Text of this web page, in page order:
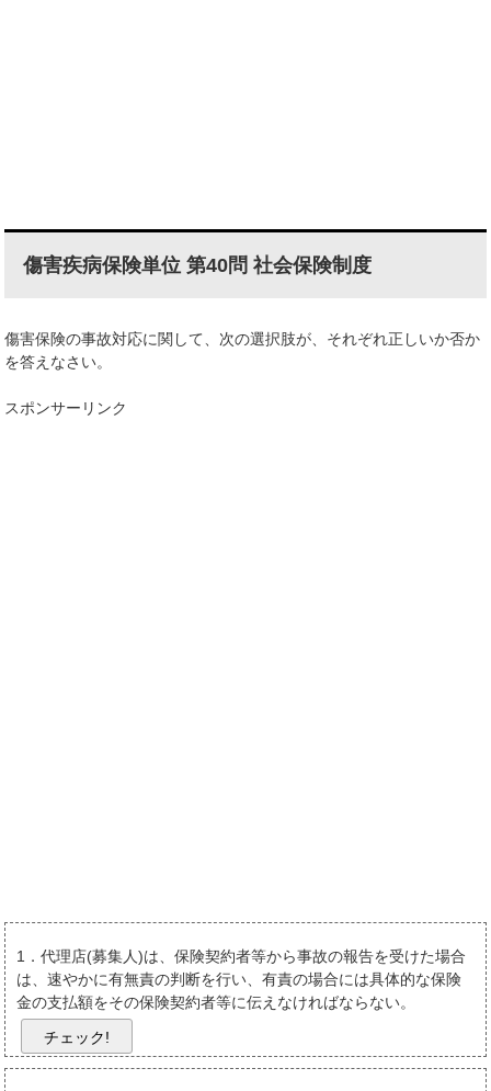
傷害疾病保険単位 第40問 社会保険制度
傷害保険の事故対応に関して、次の選択肢が、それぞれ正しいか否か
を答えなさい。
スポンサーリンク
1．代理店(募集人)は、保険契約者等から事故の報告を受けた場合
は、速やかに有無責の判断を行い、有責の場合には具体的な保険
金の支払額をその保険契約者等に伝えなければならない。
チェック!